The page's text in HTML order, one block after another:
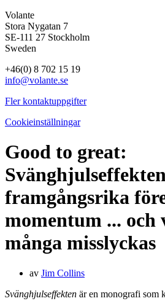
Volante
Stora Nygatan 7
SE-111 27 Stockholm
Sweden
+46(0) 8 702 15 19
info@volante.se
Fler kontaktuppgifter
Cookieinställningar
Good to great:
framgångsrika
momentum ... och
många misslyckas
av Jim Collins
Svänghjulseffekten är en monografi som